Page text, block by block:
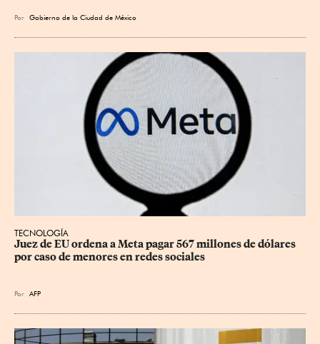
Por Gobierno de la Ciudad de México
TECNOLOGÍA
Juez de EU ordena a Meta pagar 567 millones de dólares
por caso de menores en redes sociales
Por AFP